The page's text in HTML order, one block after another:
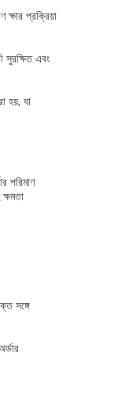
প্রক্রিয়া
সুরক্ষিত এবং
হয়, যা
পরিমাণ
সঙ্গে